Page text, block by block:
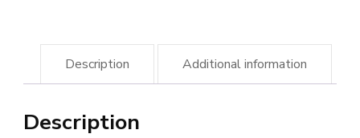
Description Additional information
Description